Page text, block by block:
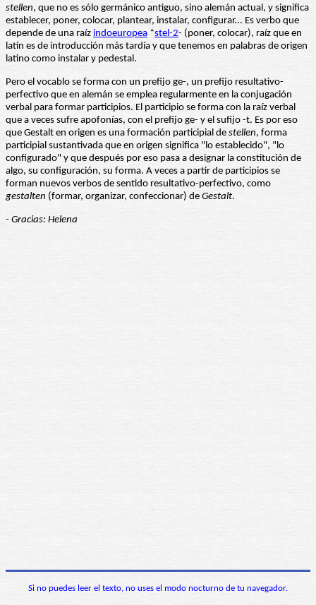
stellen, que no es sólo germánico antiguo, sino alemán actual, y significa
establecer, poner, colocar, plantear, instalar, configurar... Es verbo que
depende de una raíz indoeuropea *stel-2- (poner, colocar), raíz que en
latín es de introducción más tardía y que tenemos en palabras de origen
latino como instalar y pedestal.
Pero el vocablo se forma con un prefijo ge-, un prefijo resultativo-
perfectivo que en alemán se emplea regularmente en la conjugación
verbal para formar participios. El participio se forma con la raíz verbal
que a veces sufre apofonías, con el prefijo ge- y el sufijo -t. Es por eso
que Gestalt en origen es una formación participial de stellen, forma
participial sustantivada que en origen significa "lo establecido", "lo
configurado" y que después por eso pasa a designar la constitución de
algo, su configuración, su forma. A veces a partir de participios se
forman nuevos verbos de sentido resultativo-perfectivo, como
gestalten (formar, organizar, confeccionar) de Gestalt.
- Gracias: Helena
Si no puedes leer el texto, no uses el modo nocturno de tu navegador.